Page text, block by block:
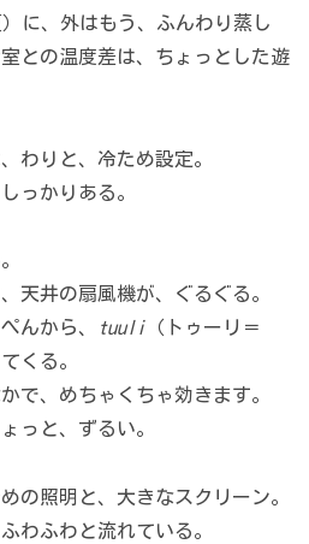
）に、外はもう、ふんわり蒸し
との温度差は、ちょっとした遊
わりと、冷ため設定。
っかりある。
天井の扇風機が、ぐるぐる。
んから、
tuuli （トゥーリ＝
くる。
で、めちゃくちゃ効きます。
っと、ずるい。
の照明と、大きなスクリーン。
わふわと流れている。